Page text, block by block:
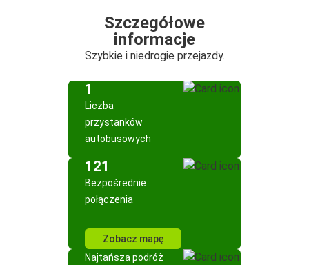
Szczegółowe
informacje
Szybkie i niedrogie przejazdy.
1
Liczba
przystanków
autobusowych
121
Bezpośrednie
połączenia
Zobacz mapę
Najtańsza podróż